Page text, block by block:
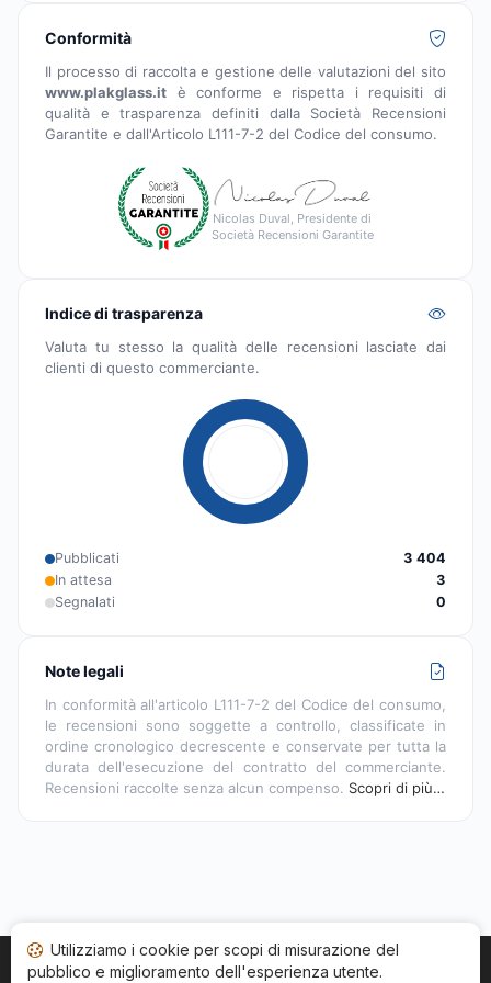
Conformità
Il processo di raccolta e gestione delle valutazioni del sito
www.plakglass.it è conforme e rispetta i requisiti di
qualità e trasparenza definiti dalla Società Recensioni
Garantite e dall'Articolo L111-7-2 del Codice del consumo.
Nicolas Duval, Presidente di
Società Recensioni Garantite
Indice di trasparenza
Valuta tu stesso la qualità delle recensioni lasciate dai
clienti di questo commerciante.
Pubblicati
3 404
In attesa
3
Segnalati
0
Note legali
In conformità all'articolo L111-7-2 del Codice del consumo,
le recensioni sono soggette a controllo, classificate in
ordine cronologico decrescente e conservate per tutta la
durata dell'esecuzione del contratto del commerciante.
Recensioni raccolte senza alcun compenso. Scopri di più…
Home Stato recensioni Categorie CGU
Utilizziamo i cookie per scopi di misurazione del
pubblico e miglioramento dell'esperienza utente.